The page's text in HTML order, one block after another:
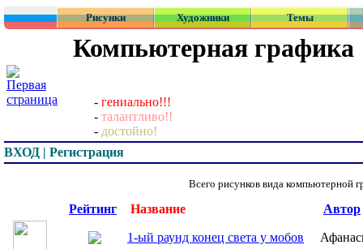
Рисунки Художники Темы
Компьютерная графика
- гениально!!!
- талантливо!!
- достойно!
ВХОД | Регистрация
Всего рисунков вида компьютерной
Рейтинг Название Автор
1-ый раунд конец света у мобов